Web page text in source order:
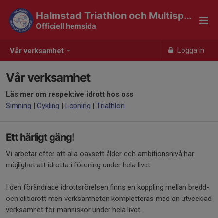
Vår verksamhet Logga in
Halmstad Triathlon och Multisport
Officiell hemsida
Vår verksamhet
Läs mer om respektive idrott hos oss
Simning | Cykling | Löpning | Triathlon
Ett härligt gäng!
Vi arbetar efter att alla oavsett ålder och ambitionsnivå har
möjlighet att idrotta i förening under hela livet.
I den förändrade idrottsrörelsen finns en koppling mellan bredd-
och elitidrott men verksamheten kompletteras med en utvecklad
verksamhet för människor under hela livet.